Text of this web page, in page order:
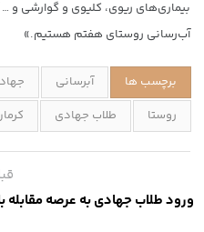
بیماری‌های ریوی، کلیوی و گوارشی و
آب‌رسانی روستای هفتم هستیم.»
برچسب ها آبرسانی
روستا
طلاب جهادی
ورود طلاب جهادی به عرصه مقابله